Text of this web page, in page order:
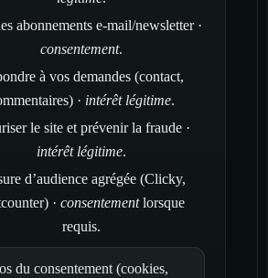
abonnements e-mail/newsletter ·
consentement.
à vos demandes (contact,
· intérêt légitime.
le site et prévenir la fraude ·
intérêt légitime.
d’audience agrégée (Clicky,
· consentementlorsque
requis.
du consentement (cookies,